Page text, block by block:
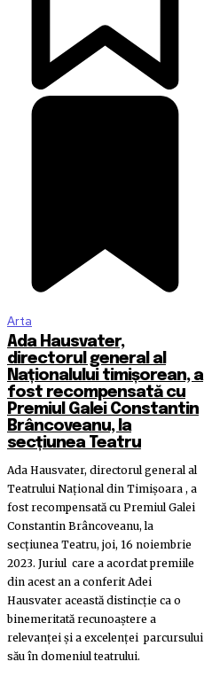
Arta
Ada Hausvater,
directorul general al
Naționalului timișorean, a
fost recompensată cu
Premiul Galei Constantin
Brâncoveanu, la
secțiunea Teatru
Ada Hausvater, directorul general al
Teatrului Național din Timișoara , a
fost recompensată cu Premiul Galei
Constantin Brâncoveanu, la
secțiunea Teatru, joi, 16 noiembrie
2023. Juriul care a acordat premiile
din acest an a conferit Adei
Hausvater această distincție ca o
binemeritată recunoaștere a
relevanței și a excelenței parcursului
său în domeniul teatrului.